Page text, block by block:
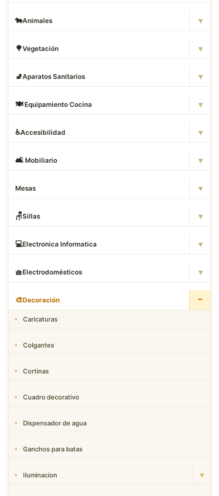
🐄Animales ▾
🌳Vegetación ▾
🚽Aparatos Sanitarios ▾
🍽️ Equipamiento Cocina ▾
♿Accesibilidad ▾
🛋 ️ Mobiliario ▾
Mesas ▾
🪑Sillas ▾
💻Electronica Informatica ▾
🧺Electrodomésticos ▾
🎨Decoración −
Caricaturas
Colgantes
Cortinas
Cuadro decorativo
Dispensador de agua
Ganchos para batas
Iluminacion ▾